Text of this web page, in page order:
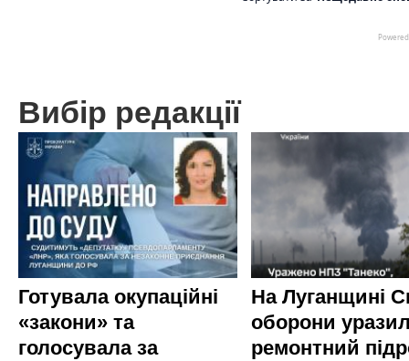
Вибір редакції
Готувала окупаційні
«закони» та
голосувала за
На Луганщині
оборони
ремонтний